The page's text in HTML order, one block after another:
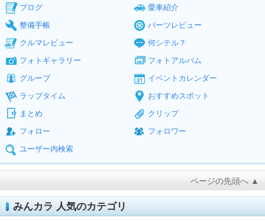
ブログ
愛車紹介
整備手帳
パーツレビュー
クルマレビュー
何シテル？
フォトギャラリー
フォトアルバム
グループ
イベントカレンダー
ラップタイム
おすすめスポット
まとめ
クリップ
フォロー
フォロワー
ユーザー内検索
ページの先頭へ ▲
みんカラ 人気のカテゴリ